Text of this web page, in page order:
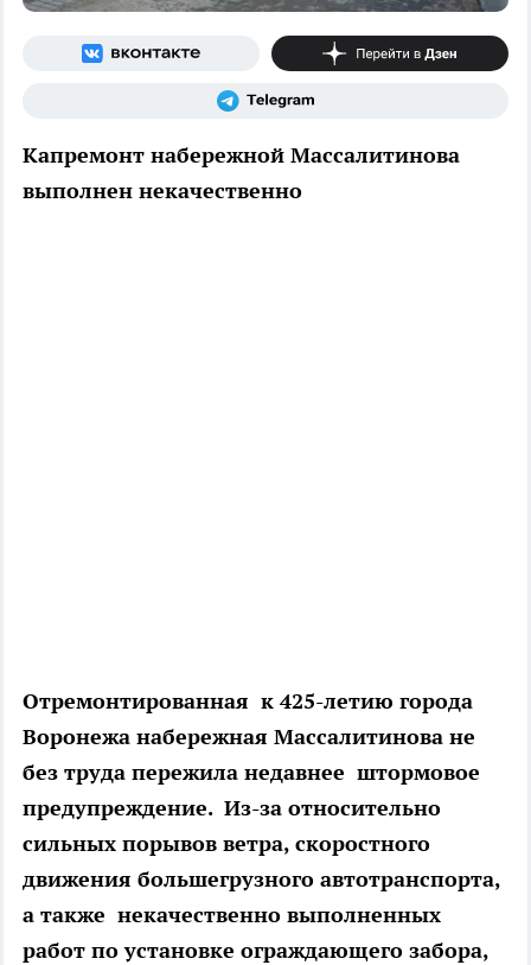
Капремонт набережной Массалитинова
выполнен некачественно
Отремонтированная к 425-летию города
Воронежа набережная Массалитинова не
без труда пережила недавнее штормовое
предупреждение. Из-за относительно
сильных порывов ветра, скоростного
движения большегрузного автотранспорта,
а также некачественно выполненных
работ по установке ограждающего забора,